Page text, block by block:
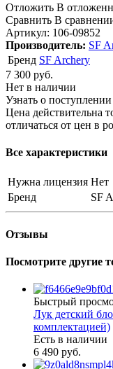
Отложить В
Сравнить В
Артикул: 106-09852
Производитель: SF
Бренд SF Archery
7 300 руб.
Нет в наличии
Узнать о поступлении
Цена действительна
отличаться от цен в
Все характеристики
Нужна лицензия Нет
Бренд
SF
Отзывы
Посмотрите другие
Быстрый
Лук детский
комплектацией)
Есть в наличии
6 490 руб.